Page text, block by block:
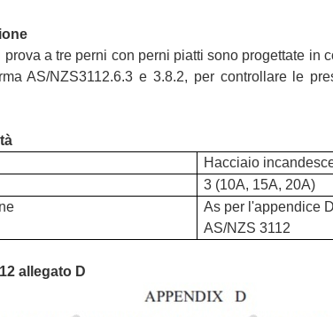
prova a tre perni con perni piatti sono progettate in
AS/NZS3112.6.3 e 3.8.2, per controllare le
Hacciaio
3 (10A, 15A, 20A)
As per l'appendice
AS/NZS 3112
allegato D